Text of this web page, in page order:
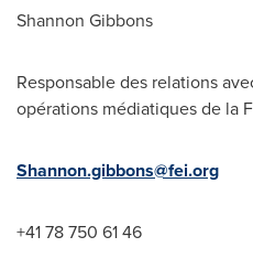
Shannon Gibbons
Responsable des relations
opérations médiatiques de la
Shannon.gibbons@fei.org
+41 78 750 61 46